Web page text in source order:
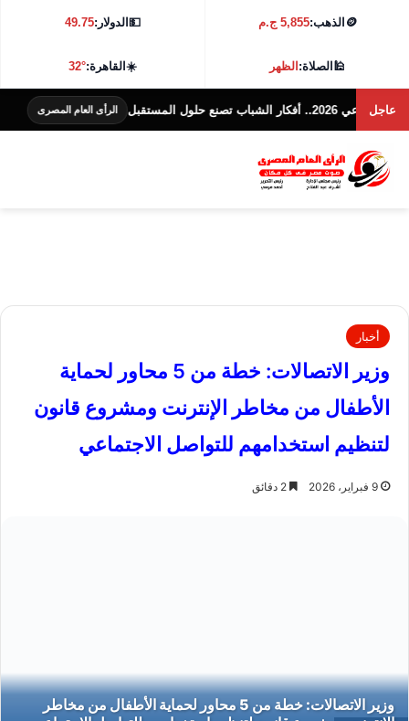
🪙 الذهب:5,855 ج.م 💵الدولار:49.75
🕌الصلاة:الظهر ☀️القاهرة:32°
عاجل الرأى العام المصرى
أخبار
وزير الاتصالات: خطة من 5 محاور لحماية
الأطفال من مخاطر الإنترنت ومشروع قانون
لتنظيم استخدامهم للتواصل الاجتماعي
9 فبراير، 2026